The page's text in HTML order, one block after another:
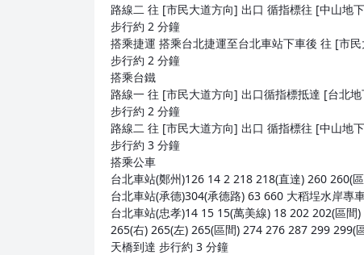
路線二 往 [市民大道方向] 出口 循指標往 [中山地
步行約 2 分鐘
搭乘捷運 搭乘台北捷運至台北車站下車後 往 [市
步行約 2 分鐘
搭乘台鐵
路線一 往 [市民大道方向] 出口循指標抵達 [台北
步行約 2 分鐘
路線二 往 [市民大道方向] 出口 循指標往 [中山地
步行約 3 分鐘
搭乘公車
台北車站(鄭州)126 14 2 218 218(直達) 260 260(
台北車站(承德)304(承德路) 63 660 大稻埕水岸專
台北車站(忠孝)14 15 15(萬美線) 18 202 202(區
265(右) 265(左) 265(區間) 274 276 287 299
天橋到達 步行約 3 分鐘